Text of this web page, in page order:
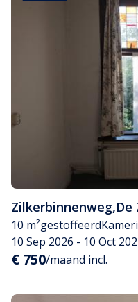
Zilkerbinnenweg,De
10 m²gestoffeerdKamer
10 Sep 2026 - 10 Oct
€ 750/maand incl.